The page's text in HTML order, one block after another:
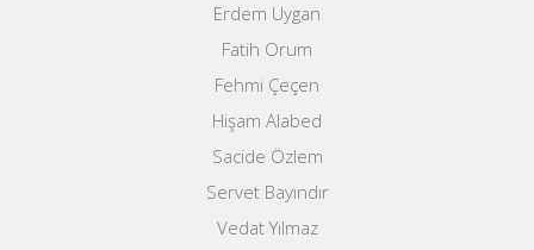
Erdem Uygan
Fatih Orum
Fehmi Çeçen
Hişam Alabed
Sacide Özlem
Servet Bayındır
Vedat Yılmaz